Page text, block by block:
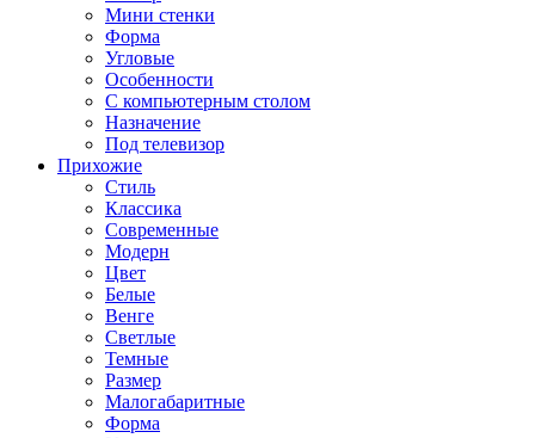
Мини стенки
Форма
Угловые
Особенности
С компьютерным столом
Назначение
Под телевизор
Прихожие
Стиль
Классика
Современные
Модерн
Цвет
Белые
Венге
Светлые
Темные
Размер
Малогабаритные
Форма